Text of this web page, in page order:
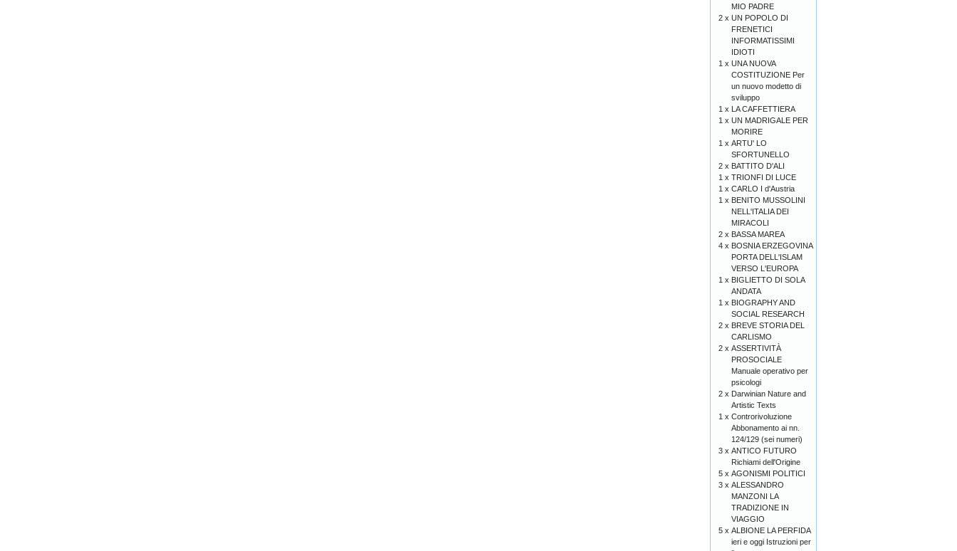
MIO PADRE
2 x UN POPOLO DI
FRENETICI
INFORMATISSIMI
IDIOTI
1 x UNA NUOVA
COSTITUZIONE Per
un nuovo modetto di
sviluppo
1 x LA CAFFETTIERA
1 x UN MADRIGALE PER
MORIRE
1 x ARTU' LO
SFORTUNELLO
2 x BATTITO D'ALI
1 x TRIONFI DI LUCE
1 x CARLO I d'Austria
1 x BENITO MUSSOLINI
NELL'ITALIA DEI
MIRACOLI
2 x BASSA MAREA
4 x BOSNIA ERZEGOVINA
PORTA DELL'ISLAM
VERSO L'EUROPA
1 x BIGLIETTO DI SOLA
ANDATA
1 x BIOGRAPHY AND
SOCIAL RESEARCH
2 x BREVE STORIA DEL
CARLISMO
2 x ASSERTIVITÀ
PROSOCIALE
Manuale operativo per
psicologi
2 x Darwinian Nature and
Artistic Texts
1 x Controrivoluzione
Abbonamento ai nn.
124/129 (sei numeri)
3 x ANTICO FUTURO
Richiami dell'Origine
5 x AGONISMI POLITICI
3 x ALESSANDRO
MANZONI LA
TRADIZIONE IN
VIAGGIO
5 x ALBIONE LA PERFIDA
ieri e oggi Istruzioni per